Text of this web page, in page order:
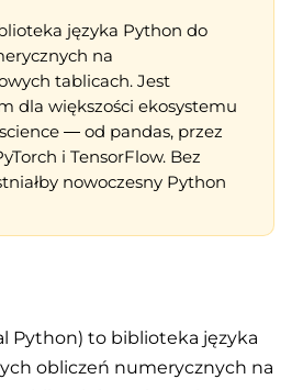
języka Python do
na
tablicach. Jest
dla większości ekosystemu
— od pandas, przez
i TensorFlow. Bez
nowoczesny Python
Python) to biblioteka języka
obliczeń numerycznych na